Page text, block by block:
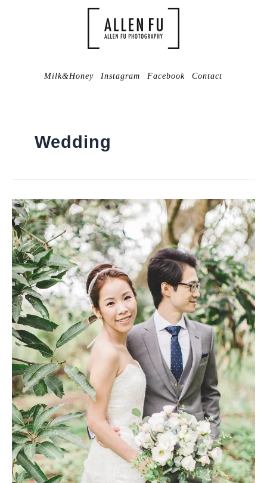
Milk&Honey Instagram Facebook Contact
Wedding